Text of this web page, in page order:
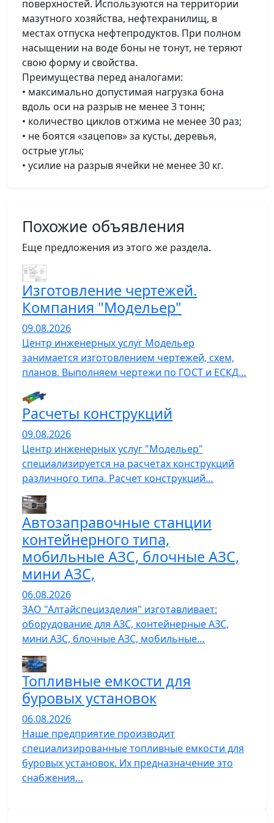
поверхностей. Используются на территории
мазутного хозяйства, нефтехранилищ, в
местах отпуска нефтепродуктов. При полном
насыщении на воде боны не тонут, не теряют
свою форму и свойства.
Преимущества перед аналогами:
• максимально допустимая нагрузка бона
вдоль оси на разрыв не менее 3 тонн;
• количество циклов отжима не менее 30 раз;
• не боятся «зацепов» за кусты, деревья,
острые углы;
• усилие на разрыв ячейки не менее 30 кг.
Похожие объявления
Еще предложения из этого же раздела.
Изготовление чертежей.
Компания "Модельер"
09.08.2026
Центр инженерных услуг Модельер
занимается изготовлением чертежей, схем,
планов. Выполняем чертежи по ГОСТ и ЕСКД…
Расчеты конструкций
09.08.2026
Центр инженерных услуг "Модельер"
специализируется на расчетах конструкций
различного типа. Расчет конструкций…
Автозаправочные станции
контейнерного типа,
мобильные АЗС, блочные АЗС,
мини АЗС,
06.08.2026
ЗАО "Алтайспецизделия" изготавливает:
оборудование для АЗС, контейнерные АЗС,
мини АЗС, блочные АЗС, мобильные…
Топливные емкости для
буровых установок
06.08.2026
Наше предприятие производит
специализированные топливные емкости для
буровых установок. Их предназначение это
снабжения…